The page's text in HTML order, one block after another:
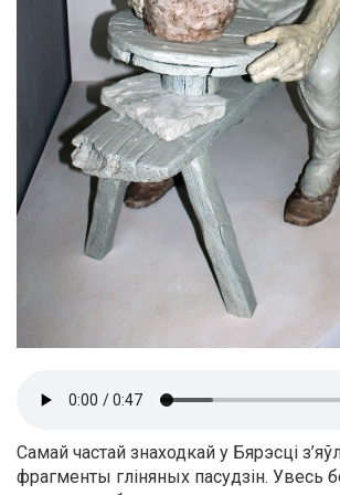
Самай частай знаходкай у Бярэсці
фрагменты гліняных пасудзін. Увесь